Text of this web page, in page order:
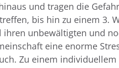
und tragen die
bis hin zu einem 3.
unbewältigten und
eine enorme
Zu einem